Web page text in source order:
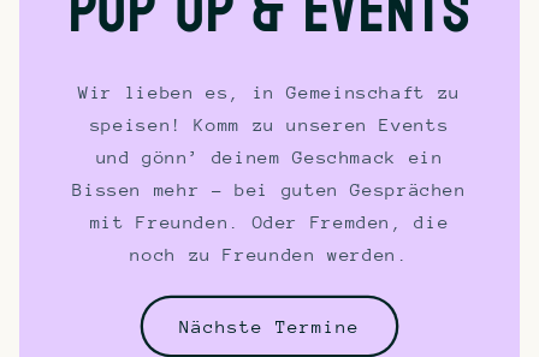
Wir lieben es, in Gemeinschaft zu
speisen! Komm zu unseren Events
und gönn’ deinem Geschmack ein
Bissen mehr – bei guten Gesprächen
mit Freunden. Oder Fremden, die
noch zu Freunden werden.
Nächste Termine